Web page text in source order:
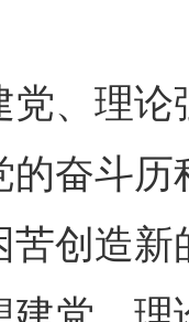
理论
的奋斗
苦创造